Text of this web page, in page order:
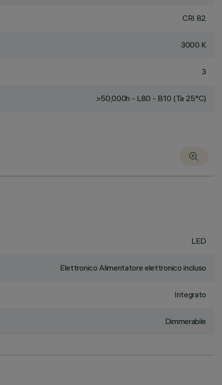
CRI 82
3000 K
3
>50,000h - L80 - B10 (Ta 25°C)
LED
Elettronico Alimentatore elettronico incluso
Integrato
Dimmerabile